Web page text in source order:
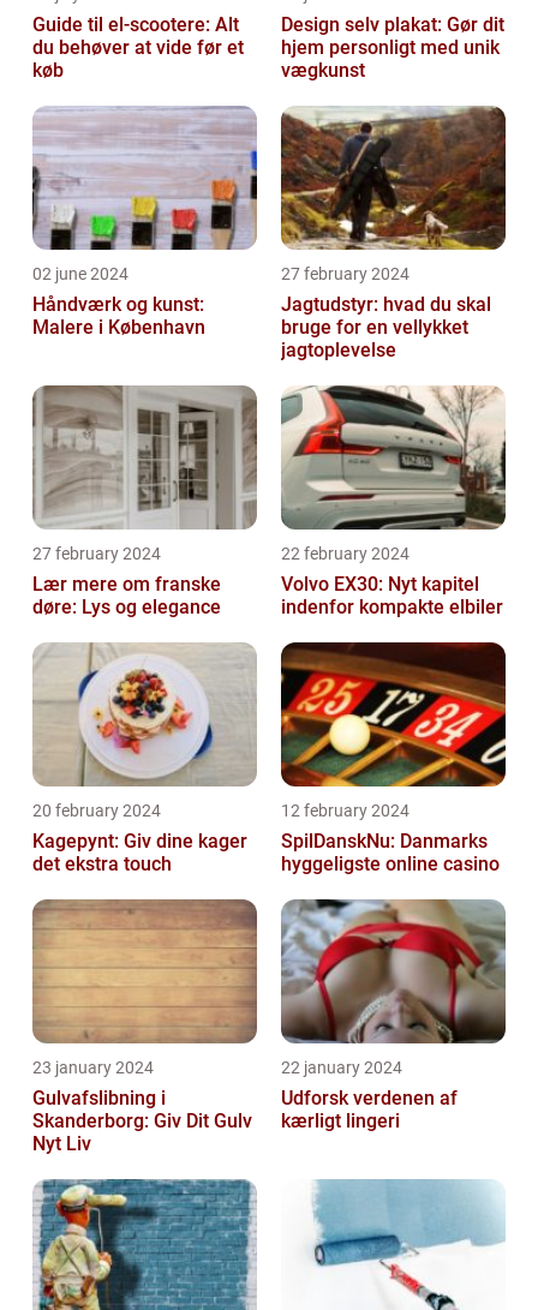
Guide til el-scootere: Alt
du behøver at vide før et
køb
Design selv plakat: Gør dit
hjem personligt med unik
vægkunst
02 june 2024
Håndværk og kunst:
Malere i København
27 february 2024
Jagtudstyr: hvad du skal
bruge for en vellykket
jagtoplevelse
27 february 2024
Lær mere om franske
døre: Lys og elegance
22 february 2024
Volvo EX30: Nyt kapitel
indenfor kompakte elbiler
20 february 2024
Kagepynt: Giv dine kager
det ekstra touch
12 february 2024
SpilDanskNu: Danmarks
hyggeligste online casino
23 january 2024
Gulvafslibning i
Skanderborg: Giv Dit Gulv
Nyt Liv
22 january 2024
Udforsk verdenen af
kærligt lingeri